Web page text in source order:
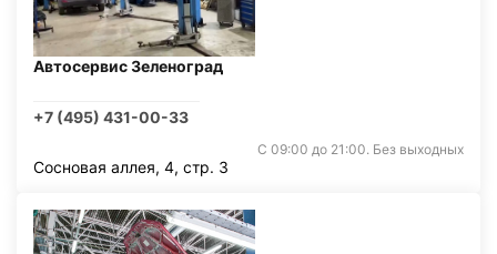
Автосервис Зеленоград
+7 (495) 431-00-33
С 09:00 до 21:00. Без выходных
Сосновая аллея, 4, стр. 3